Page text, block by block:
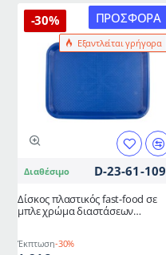
fast-
food
διαστάσεων
28x20cm
χρώμα
ΠΡΟΣΦΟΡΆ
Εξαντλείται γρήγορα
-30%
Διαθέσιμο D-23-61-109
Δίσκος πλαστικός fast-food σε
μπλε χρώμα διαστάσεων
Έκπτωση-30%